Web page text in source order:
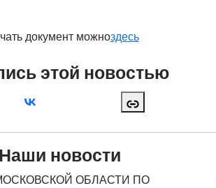
документ можноздесь
этой новостью
Наши новости
ОБЛАСТИ ПО